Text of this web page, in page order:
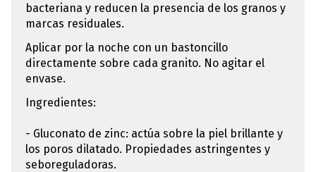
bacteriana y reducen la presencia de los granos y
marcas residuales.
Aplicar por la noche con un bastoncillo
directamente sobre cada granito. No agitar el
envase.
Ingredientes:
- Gluconato de zinc: actúa sobre la piel brillante y
los poros dilatado. Propiedades astringentes y
seboreguladoras.